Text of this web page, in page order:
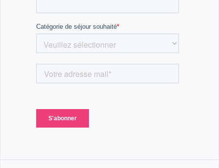
Barbecue et Coucher de Soleil :
Rien de tel qu'un barbecue suivi d'un coucher de
soleil sur la plage pour terminer la journée dans une
ambiance chaleureuse et détendue.
Des défis fous, des jeux et des spectacles viennent
pimenter les soirées, créant des souvenirs